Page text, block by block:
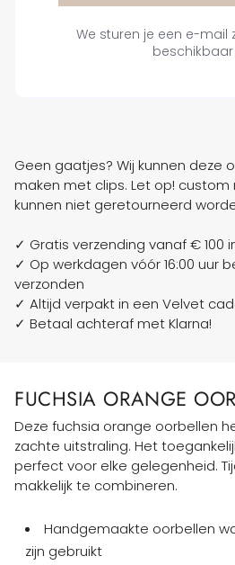
We sturen je een e-mail
beschikbaar
Geen gaatjes? Wij kunnen deze
maken met clips. Let op!
kunnen niet geretourneerd
✓ Gratis verzending vanaf € 100
✓ Op werkdagen vóór 16:00 uur
verzonden
✓ Altijd verpakt in een Velvet
✓ Betaal achteraf met Klarna!
FUCHSIA ORANGE
Deze fuchsia orange oorbellen
zachte uitstraling. Het
perfect voor elke gelegenheid.
makkelijk te combineren.
Handgemaakte oorbellen
zijn gebruikt